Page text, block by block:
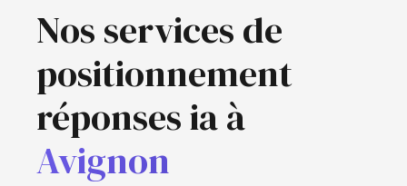
Nos services de
positionnement
réponses ia à
Avignon